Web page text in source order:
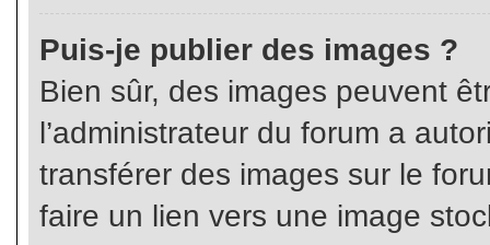
Puis-je publier des images ?
Bien sûr, des images peuvent
l’administrateur du forum a
transférer des images sur le
faire un lien vers une image